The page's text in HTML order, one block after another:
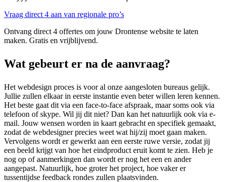
Vraag direct 4 aan van regionale pro’s
Ontvang direct 4 offertes om jouw Drontense website te laten
maken. Gratis en vrijblijvend.
Wat gebeurt er na de aanvraag?
Het webdesign proces is voor al onze aangesloten bureaus gelijk.
Jullie zullen elkaar in eerste instantie even beter willen leren kennen.
Het beste gaat dit via een face-to-face afspraak, maar soms ook via
telefoon of skype. Wil jij dit niet? Dan kan het natuurlijk ook via e-
mail. Jouw wensen worden in kaart gebracht en specifiek gemaakt,
zodat de webdesigner precies weet wat hij/zij moet gaan maken.
Vervolgens wordt er gewerkt aan een eerste ruwe versie, zodat jij
een beeld krijgt van hoe het eindproduct eruit komt te zien. Heb je
nog op of aanmerkingen dan wordt er nog het een en ander
aangepast. Natuurlijk, hoe groter het project, hoe vaker er
tussentijdse feedback rondes zullen plaatsvinden.